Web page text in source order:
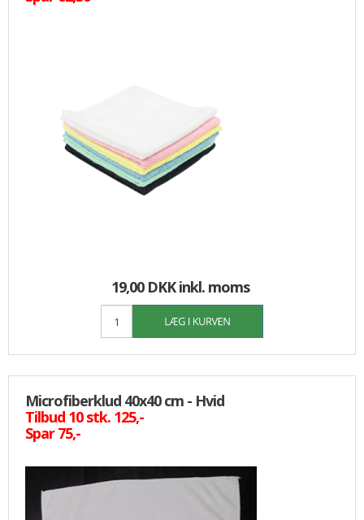
19,00 DKKinkl. moms
Microfiberklud 40x40 cm - Hvid
Tilbud 10 stk. 125,-
Spar 75,-